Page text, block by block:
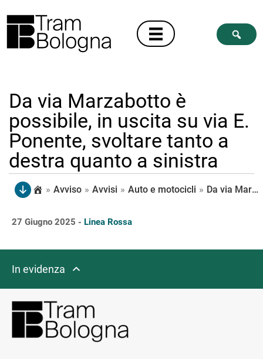
Da via Marzabotto è
possibile, in uscita su via E.
Ponente, svoltare tanto a
destra quanto a sinistra
» Avviso » Avvisi » Auto e motocicli » Da via Marzabotto è possibile, in uscita su via E. Ponente, svoltare tanto a destra quanto a sinistra
27 Giugno 2025 - Linea Rossa
In evidenza